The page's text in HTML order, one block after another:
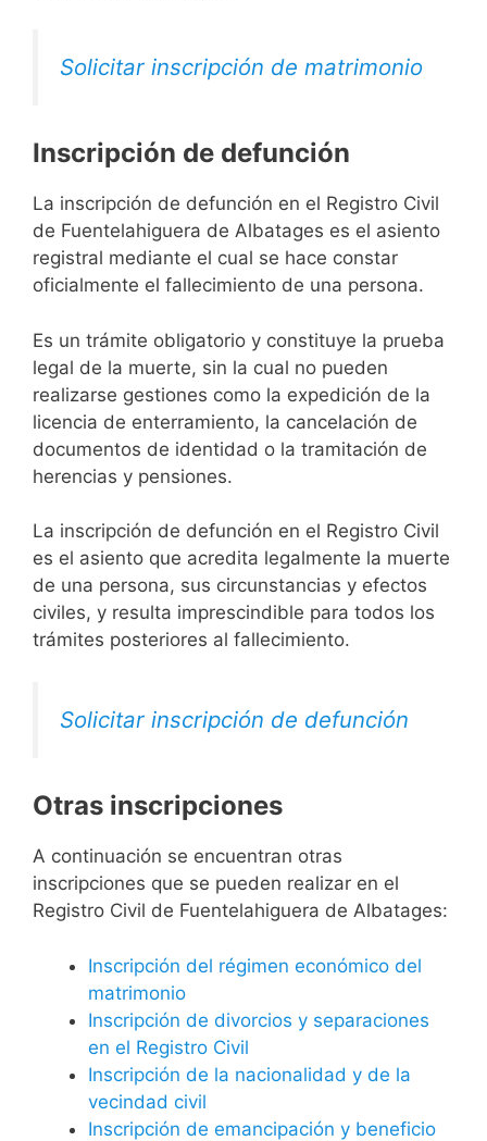
Solicitar inscripción de matrimonio
Inscripción de defunción
La inscripción de defunción en el Registro Civil
de Fuentelahiguera de Albatages es el asiento
registral mediante el cual se hace constar
oficialmente el fallecimiento de una persona.
Es un trámite obligatorio y constituye la prueba
legal de la muerte, sin la cual no pueden
realizarse gestiones como la expedición de la
licencia de enterramiento, la cancelación de
documentos de identidad o la tramitación de
herencias y pensiones.
La inscripción de defunción en el Registro Civil
es el asiento que acredita legalmente la muerte
de una persona, sus circunstancias y efectos
civiles, y resulta imprescindible para todos los
trámites posteriores al fallecimiento.
Solicitar inscripción de defunción
Otras inscripciones
A continuación se encuentran otras
inscripciones que se pueden realizar en el
Registro Civil de Fuentelahiguera de Albatages:
Inscripción del régimen económico del
matrimonio
Inscripción de divorcios y separaciones
en el Registro Civil
Inscripción de la nacionalidad y de la
vecindad civil
Inscripción de emancipación y beneficio